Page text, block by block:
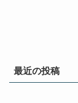
最近の投稿